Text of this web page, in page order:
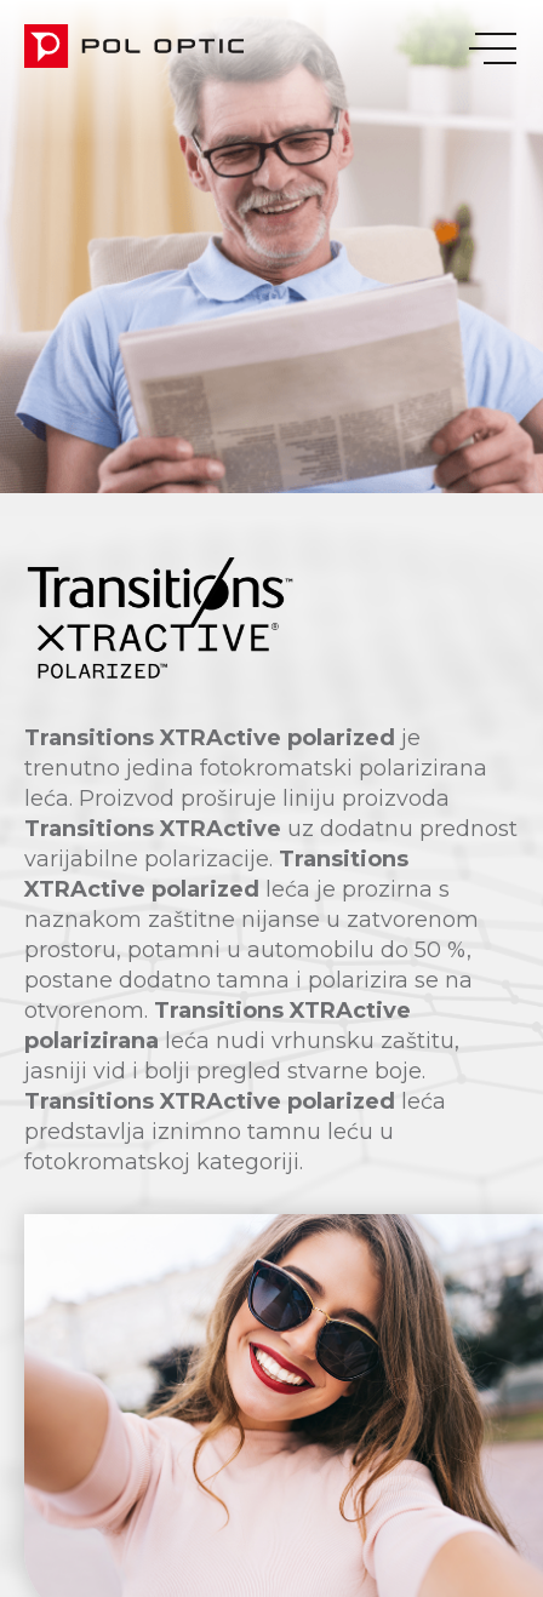
Transitions XTRActive polarized je
trenutno jedina fotokromatski polarizirana
leća. Proizvod proširuje liniju proizvoda
Transitions XTRActive uz dodatnu prednost
varijabilne polarizacije. Transitions
XTRActive polarized
leća je prozirna s
naznakom zaštitne nijanse u zatvorenom
prostoru, potamni u automobilu do 50 %,
postane dodatno tamna i polarizira se na
otvorenom. Transitions XTRActive
polarizirana leća nudi vrhunsku zaštitu,
jasniji vid i bolji pregled stvarne boje.
Transitions XTRActive polarized
leća
predstavlja iznimno tamnu leću u
fotokromatskoj kategoriji.